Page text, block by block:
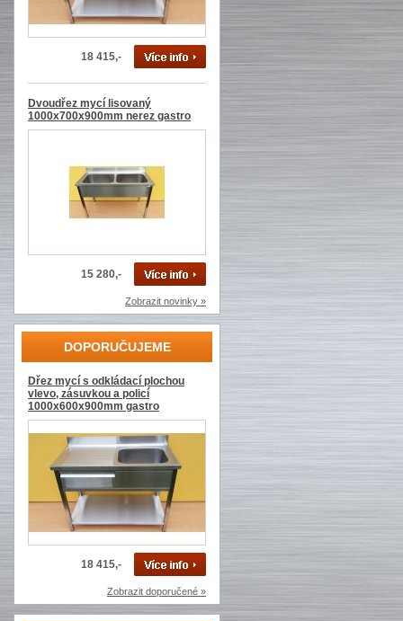
18 415,-
Dvoudřez mycí lisovaný
1000x700x900mm nerez gastro
15 280,-
Zobrazit novinky »
DOPORUČUJEME
Dřez mycí s odkládací plochou
vlevo, zásuvkou a policí
1000x600x900mm gastro
18 415,-
Zobrazit doporučené »